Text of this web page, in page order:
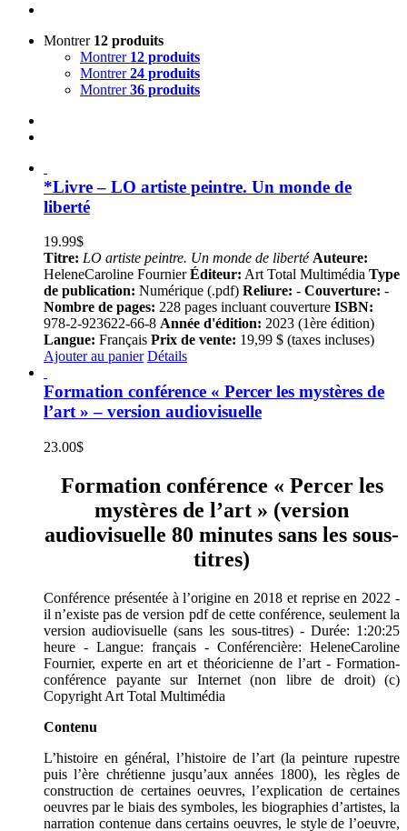
Montrer 12 produits
Montrer 12 produits
Montrer24 produits
Montrer36 produits
*Livre – LO artiste peintre. Un monde de
liberté
19.99$
Titre: LO artiste peintre. Un monde de liberté Auteure:
HeleneCaroline FournierÉditeur: Art Total Multimédia Type
de publication: Numérique (.pdf) Reliure: - Couverture: -
Nombre de pages: 228 pages incluant couverture ISBN:
978-2-923622-66-8 Année d'édition: 2023 (1ère édition)
Langue: Français Prix de vente: 19,99 $ (taxes incluses)
Ajouter au panier Détails
Formation conférence « Percer les mystères de
l’art » – version audiovisuelle
23.00$
Formation conférence « Percer les
mystères de l’art » (version
audiovisuelle 80 minutes sans les sous-
titres)
Conférence présentée à l’origine en 2018 et reprise en 2022 -
il n’existe pas de version pdf de cette conférence, seulement la
version audiovisuelle (sans les sous-titres) - Durée: 1:20:25
heure - Langue: français - Conférencière: HeleneCaroline
Fournier, experte en art et théoricienne de l’art - Formation-
conférence payante sur Internet (non libre de droit) (c)
Copyright Art Total Multimédia
Contenu
L’histoire en général, l’histoire de l’art (la peinture rupestre
puis l’ère chrétienne jusqu’aux années 1800), les règles de
construction de certaines oeuvres, l’explication de certaines
oeuvres par le biais des symboles, les biographies d’artistes, la
narration contenue dans certains oeuvres, le style de l’oeuvre,